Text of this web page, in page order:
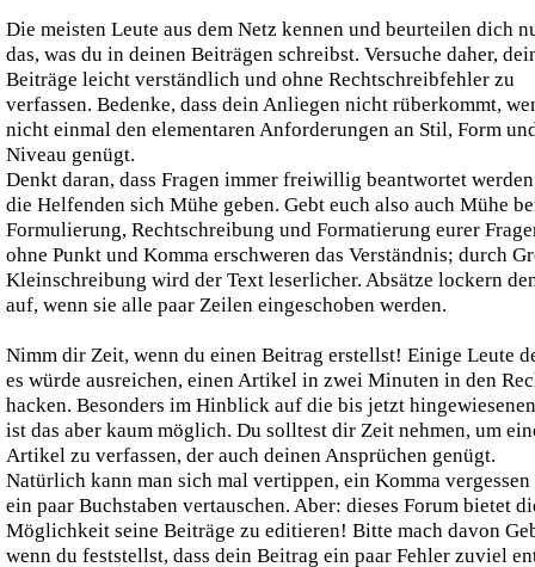
Die meisten Leute aus dem Netz kennen und beurteilen dich
das, was du in deinen Beiträgen schreibst. Versuche daher,
Beiträge leicht verständlich und ohne Rechtschreibfehler zu
verfassen. Bedenke, dass dein Anliegen nicht rüberkommt,
nicht einmal den elementaren Anforderungen an Stil, Form
Niveau genügt.
Denkt daran, dass Fragen immer freiwillig beantwortet
die Helfenden sich Mühe geben. Gebt euch also auch Mühe
Formulierung, Rechtschreibung und Formatierung eurer
ohne Punkt und Komma erschweren das Verständnis; durch
Kleinschreibung wird der Text leserlicher. Absätze lockern
auf, wenn sie alle paar Zeilen eingeschoben werden.
Nimm dir Zeit, wenn du einen Beitrag erstellst! Einige Leute
es würde ausreichen, einen Artikel in zwei Minuten in den
hacken. Besonders im Hinblick auf die bis jetzt
ist das aber kaum möglich. Du solltest dir Zeit nehmen, um
Artikel zu verfassen, der auch deinen Ansprüchen genügt.
Natürlich kann man sich mal vertippen, ein Komma vergessen
ein paar Buchstaben vertauschen. Aber: dieses Forum bietet
Möglichkeit seine Beiträge zu editieren! Bitte mach davon
wenn du feststellst, dass dein Beitrag ein paar Fehler zuviel